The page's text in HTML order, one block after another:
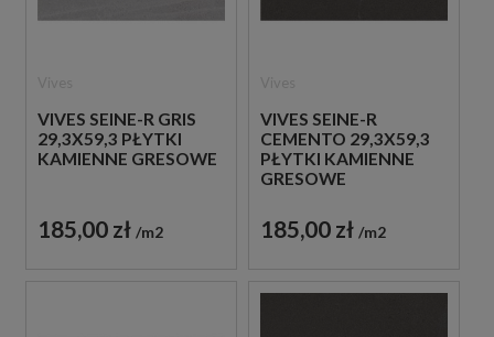
VIVES SEINE-R GRIS
29,3X59,3 PŁYTKI
KAMIENNE GRESOWE
185,00 zł m2
VIVES SEINE-R
CEMENTO 29,3X59,3
PŁYTKI KAMIENNE
GRESOWE
185,00 zł m2